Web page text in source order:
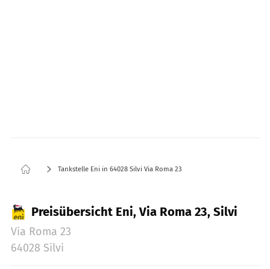
Tankstelle Eni in 64028 Silvi Via Roma 23
Preisübersicht Eni, Via Roma 23, Silvi
Via Roma 23
64028 Silvi